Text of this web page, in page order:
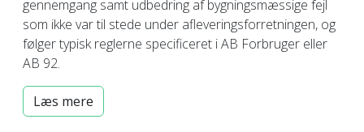
gennemgang samt udbedring af bygningsmæssige fejl
som ikke var til stede under afleveringsforretningen, og
følger typisk reglerne specificeret i AB Forbruger eller
AB 92.
Læs mere